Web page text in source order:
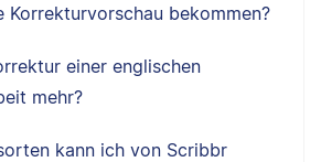
Korrekturvorschau bekommen?
einer englischen
mehr?
kann ich von Scribbr